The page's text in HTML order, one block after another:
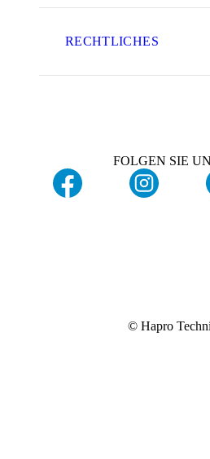
RECHTLICHES
FOLGEN SIE
© Hapro